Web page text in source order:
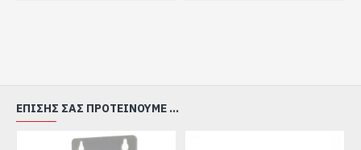
ΕΠΊΣΗΣ ΣΑΣ ΠΡΟΤΕΊΝΟΥΜΕ ...